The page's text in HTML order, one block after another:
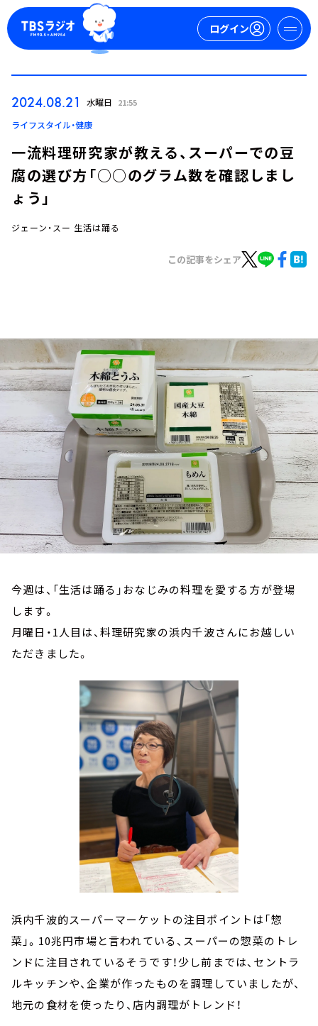
ログイン
ログイン
イベント・グッズ
YouTube
会社情報
2024.08.21 水曜日 21:55
ライフスタイル・健康
一流料理研究家が教える、スーパーでの豆
腐の選び方「○○のグラム数を確認しまし
ょう」
ジェーン・スー 生活は踊る
この記事をシェア
今週は、「生活は踊る」おなじみの料理を愛する方が登場
します。
月曜日・1人目は、料理研究家の浜内千波さんにお越しい
ただきました。
浜内千波的スーパーマーケットの注目ポイントは「惣
菜」。10兆円市場と言われている、スーパーの惣菜のトレ
ンドに注目されているそうです！少し前までは、セントラ
ルキッチンや、企業が作ったものを調理していましたが、
地元の食材を使ったり、店内調理がトレンド！